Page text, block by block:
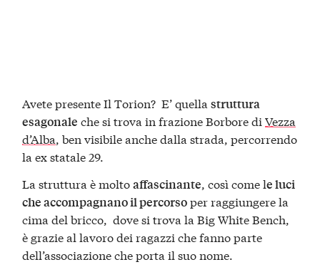
Avete presente Il Torion? E’ quellastruttura
esagonale che si trova in frazione Borbore diVezza
d’Alba, ben visibile anche dalla strada, percorrendo
la ex statale 29.
La struttura è moltoaffascinante , così come le luci
che accompagnano il percorsoper raggiungere la
cima del bricco, dove si trova la Big White Bench,
è grazie al lavoro dei ragazzi che fanno parte
dell’associazione che porta il suo nome.